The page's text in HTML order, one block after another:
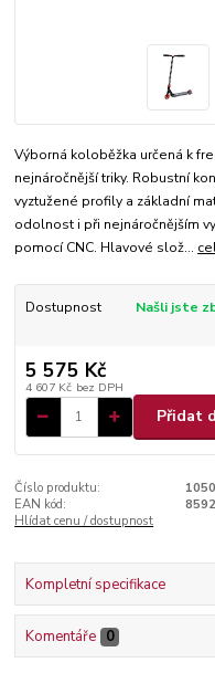
Výborná koloběžka určená k
nejnáročnější triky. Robustní
vyztužené profily a základní
odolnost i při nejnáročnějším
pomocí CNC. Hlavové slož...
Dostupnost Našli jste
5 575 Kč
4 607 Kč bez DPH
Přidat
Číslo produktu:
EAN kód:
Hlídat cenu / dostupnost
Kompletní specifikace
Komentáře 0